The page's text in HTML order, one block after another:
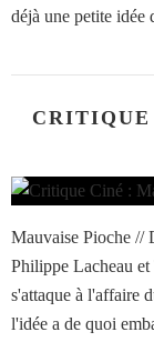
déjà une petite idée
Mauvaise Pioche //
Philippe Lacheau
s'attaque à l'affaire
l'idée a de quoi